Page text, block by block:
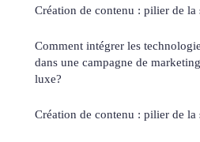
Création de contenu : pilier de la
Comment intégrer les
dans une campagne de
luxe?
Création de contenu : pilier de la